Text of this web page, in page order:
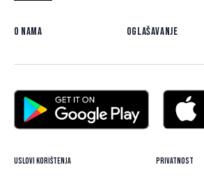
O nama Oglašavanje
Uslovi korištenja Privatnost